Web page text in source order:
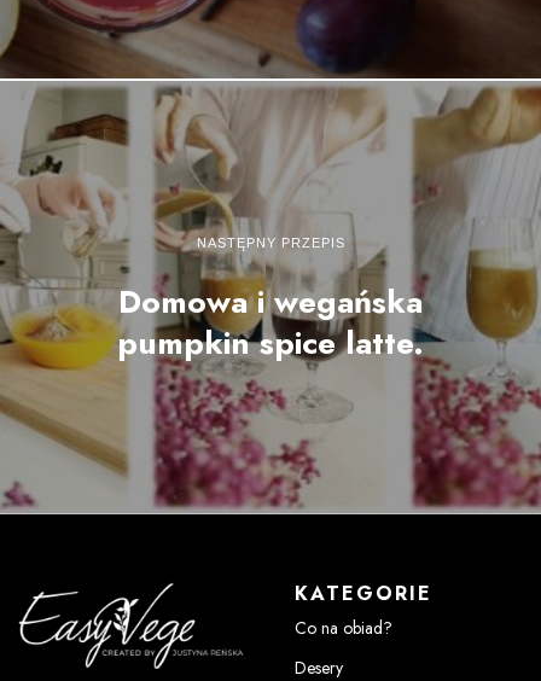
NASTĘPNY PRZEPIS
Domowa i wegańska
pumpkin spice latte.
KATEGORIE
Co na obiad?
Desery